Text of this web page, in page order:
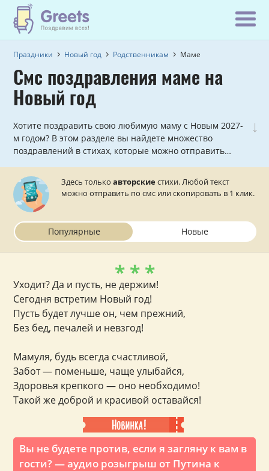
Праздники Новый год Родственникам Маме
Смс поздравления маме на
Новый год
↓
Хотите поздравить свою любимую маму с Новым 2027-
м годом? В этом разделе вы найдете множество
поздравлений в стихах, которые можно отправить
Здесь толькоавторские стихи. Любой текст
можно отправить по смс или скопировать в 1 клик.
Популярные Новые
Вы не будете против, если я загляну к вам в
гости? — аудио розыгрыш от Путина к
* * *
Уходит? Да и пусть, не держим!
Сегодня встретим Новый год!
Пусть будет лучше он, чем прежний,
Без бед, печалей и невзгод!
Мамуля, будь всегда счастливой,
Забот — поменьше, чаще улыбайся,
Здоровья крепкого — оно необходимо!
Такой же доброй и красивой оставайся!